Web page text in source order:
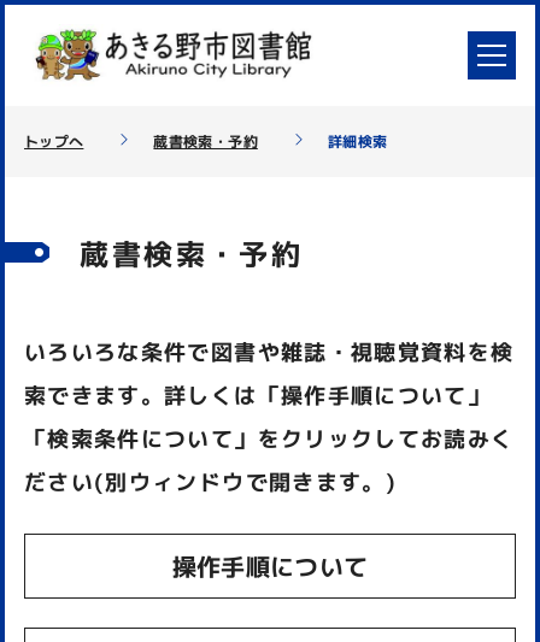
トップへ 蔵書検索・予約 詳細検索
蔵書検索・予約
いろいろな条件で図書や雑誌・視聴覚資料を検
索できます。詳しくは「操作手順について」
「検索条件について」をクリックしてお読みく
ださい(別ウィンドウで開きます。)
操作手順について